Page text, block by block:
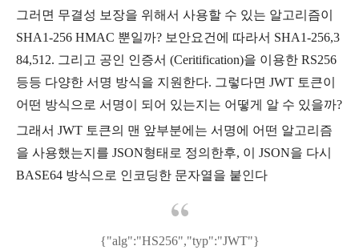
그러면 무결성 보장을 위해서 사용할 수 있는 알고리즘이
SHA1-256 HMAC 뿐일까? 보안요건에 따라서 SHA1-256,3
84,512. 그리고 공인 인증서 (Ceritification)을 이용한 RS256
등등 다양한 서명 방식을 지원한다. 그렇다면 JWT 토큰이
어떤 방식으로 서명이 되어 있는지는 어떻게 알 수 있을까?
그래서 JWT 토큰의 맨 앞부분에는 서명에 어떤 알고리즘
을 사용했는지를 JSON형태로 정의한후, 이 JSON을 다시
BASE64 방식으로 인코딩한 문자열을 붙인다
{"alg":"HS256","typ":"JWT"}